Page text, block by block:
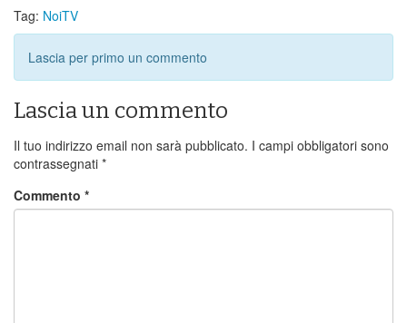
Tag: NoiTV
Lascia per primo un commento
Lascia un commento
Il tuo indirizzo email non sarà pubblicato. I campi obbligatori sono
contrassegnati *
Commento *